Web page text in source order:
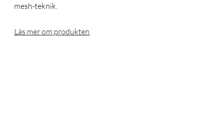
mesh-teknik.
Läs mer om produkten